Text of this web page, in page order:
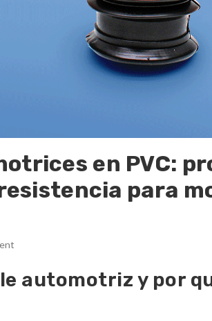
en PVC:
para
automotriz y por